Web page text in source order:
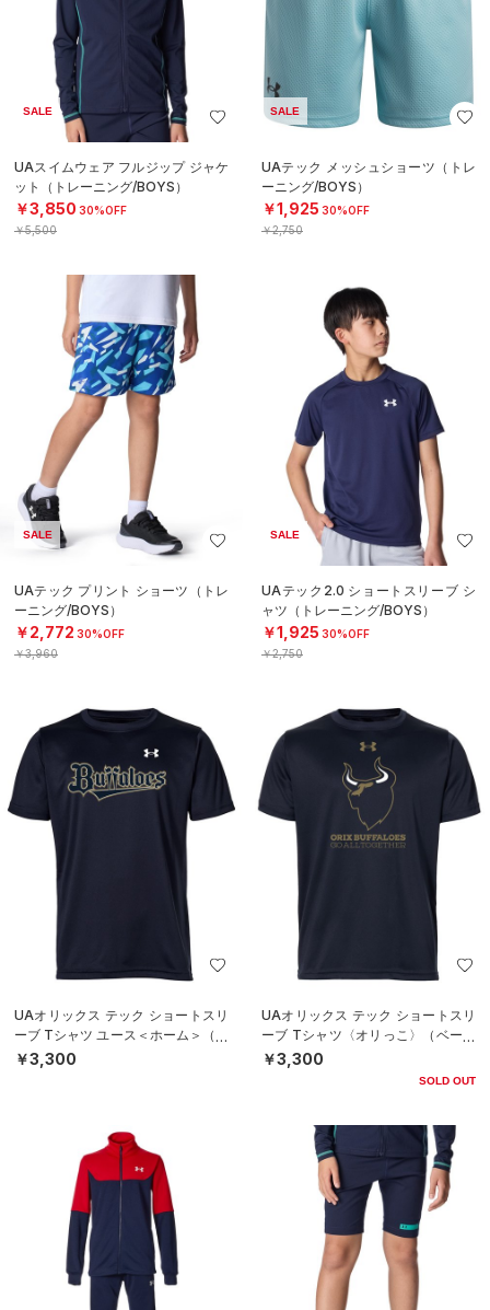
SALE
UAスイムウェア フルジップ ジャケ
ット（トレーニング/BOYS）
￥3,850 30%OFF
￥5,500
SALE
UAテック メッシュショーツ（トレ
ーニング/BOYS）
￥1,925 30%OFF
￥2,750
SALE
UAテック プリント ショーツ（トレ
ーニング/BOYS）
￥2,772 30%OFF
￥3,960
SALE
UAテック2.0 ショートスリーブ シ
ャツ（トレーニング/BOYS）
￥1,925 30%OFF
￥2,750
UAオリックス テック ショートスリ
ーブ Tシャツ ユース＜ホーム＞（ベ
ースボール/BOYS）
￥3,300
UAオリックス テック ショートスリ
ーブ Tシャツ〈オリっこ〉（ベース
ボール/KIDS）
￥3,300
SOLD OUT